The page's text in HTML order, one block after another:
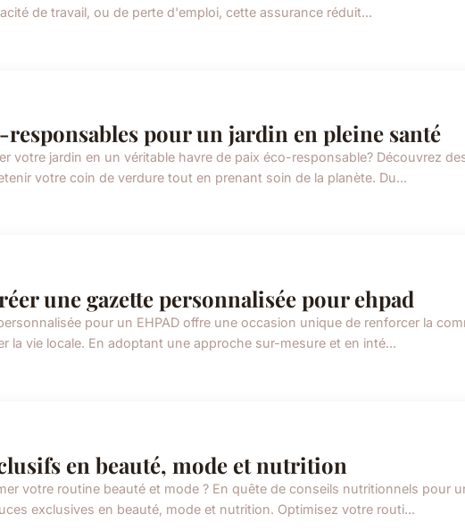
de travail, ou de perte d'emploi, cette assurance réduit...
responsables pour un jardin en pleine santé
votre jardin en un véritable havre de paix éco-responsable? Découvrez
votre coin de verdure tout en prenant soin de la planète. Du...
une gazette personnalisée pour ehpad
pour un EHPAD offre une occasion unique de renforcer la
la vie locale. En adoptant une approche sur-mesure et en inté...
en beauté, mode et nutrition
votre routine beauté et mode ? En quête de conseils nutritionnels pour
exclusives en beauté, mode et nutrition. Optimisez votre routi...